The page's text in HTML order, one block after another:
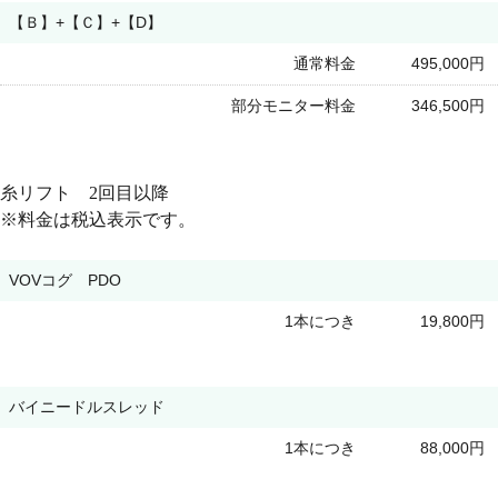
【Ｂ】+【Ｃ】+【D】
通常料金 495,000円
部分モニター料金 346,500円
糸リフト 2回目以降
※料金は税込表示です。
VOVコグ PDO
1本につき 19,800円
バイニードルスレッド
1本につき 88,000円